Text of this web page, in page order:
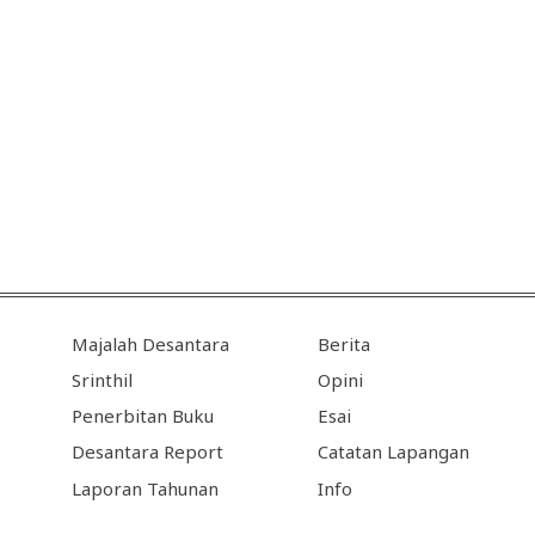
Majalah Desantara
Srinthil
Penerbitan Buku
Desantara Report
Laporan Tahunan
Berita
Opini
Esai
Catatan Lapangan
Info